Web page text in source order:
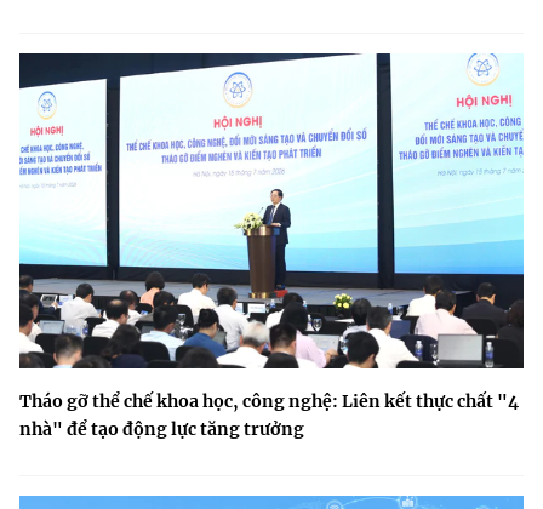
Tháo gỡ thể chế khoa học, công nghệ: Liên kết thực chất "4
nhà" để tạo động lực tăng trưởng